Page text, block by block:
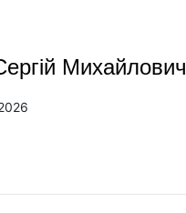
Михайлович